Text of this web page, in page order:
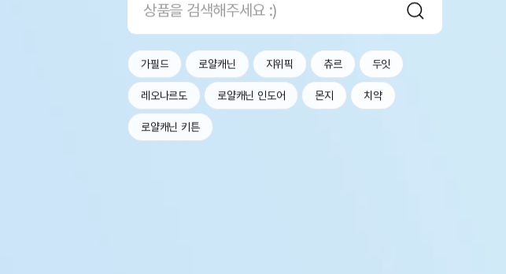
가필드 로얄캐닌 지위픽 츄르 두잇
레오나르도 로얄캐닌 인도어 몬지 치약
로얄캐닌 키튼